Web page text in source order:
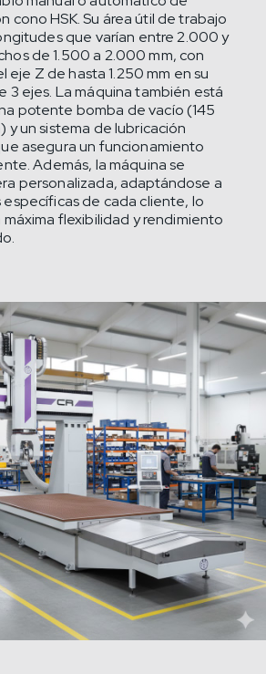
cono HSK. Su área útil de trabajo
que varían entre 2.000 y
de 1.500 a 2.000 mm, con
eje Z de hasta 1.250 mm en su
3 ejes. La máquina también está
potente bomba de vacío (145
y un sistema de lubricación
asegura un funcionamiento
Además, la máquina se
personalizada, adaptándose a
de cada cliente, lo
flexibilidad y rendimiento